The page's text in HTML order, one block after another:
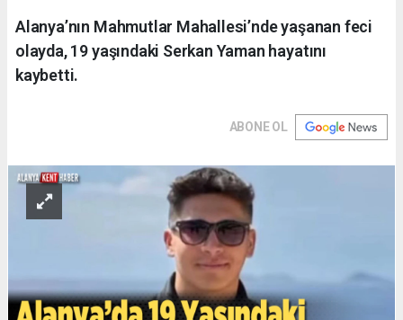
Alanya’nın Mahmutlar Mahallesi’nde yaşanan feci
olayda, 19 yaşındaki Serkan Yaman hayatını
kaybetti.
ABONE OL